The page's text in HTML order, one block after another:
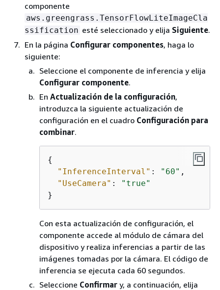
componente
aws.greengrass.TensorFlowLiteImageCla
ssification esté seleccionado y elija Siguiente.
En la página Configurar componentes, haga lo
siguiente:
Seleccione el componente de inferencia y elija
Configurar componente.
En Actualización de la configuración,
introduzca la siguiente actualización de
configuración en el cuadro Configuración para
combinar.
{
"InferenceInterval" : "60" ,
"UseCamera" :
"true"
}
Con esta actualización de configuración, el
componente accede al módulo de cámara del
dispositivo y realiza inferencias a partir de las
imágenes tomadas por la cámara. El código de
inferencia se ejecuta cada 60 segundos.
Seleccione Confirmar y, a continuación, elija